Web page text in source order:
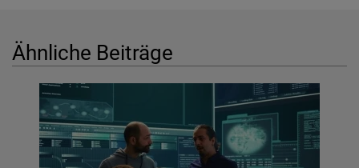
Ähnliche Beiträge